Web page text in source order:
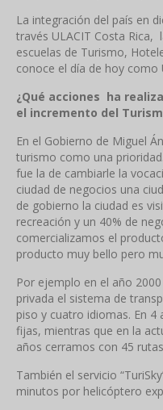
La integración del país en
través ULACIT Costa Rica,
escuelas de Turismo,
conoce el día de hoy como
¿Qué acciones ha
el incremento del
En el Gobierno de Miguel
turismo como una
fue la de cambiarle la
ciudad de negocios una
de gobierno la ciudad es
recreación y un 40% de
comercializamos el
producto muy bello pero
Por ejemplo en el año
privada el sistema de
piso y cuatro idiomas. En
fijas, mientras que en la
años cerramos con 45
También el servicio
minutos por helicóptero